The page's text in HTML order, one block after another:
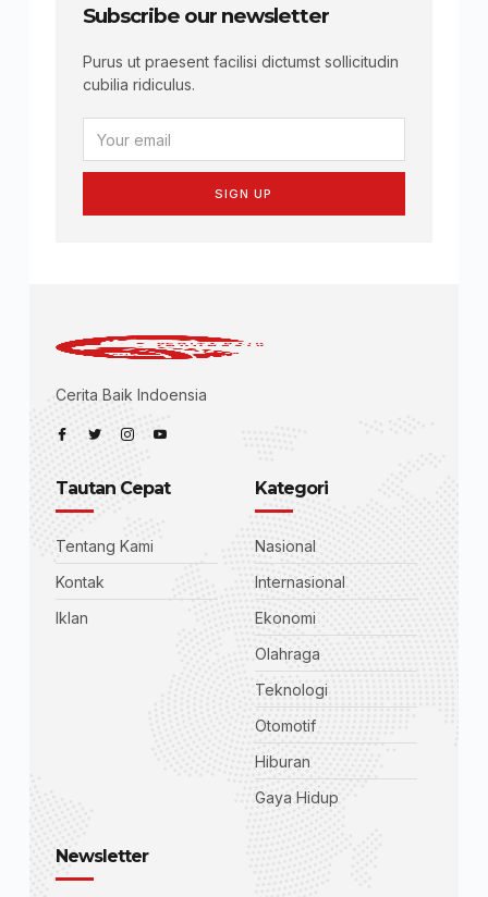
Subscribe our newsletter
Purus ut praesent facilisi dictumst sollicitudin
cubilia ridiculus.
SIGN UP
Cerita Baik Indoensia
Tautan Cepat
Tentang Kami
Kontak
Iklan
Kategori
Nasional
Internasional
Ekonomi
Olahraga
Teknologi
Otomotif
Hiburan
Gaya Hidup
Newsletter